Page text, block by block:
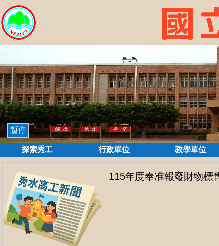
暫停
探索秀工 行政單位 教學單位
115年度奉准報廢財物標